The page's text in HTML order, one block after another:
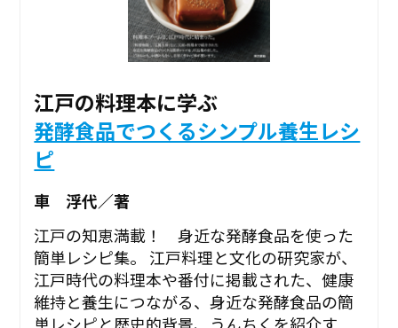
江戸の料理本に学ぶ
発酵食品でつくるシンプル養生レシ
ピ
車 浮代／著
江戸の知恵満載！ 身近な発酵食品を使った
簡単レシピ集。 江戸料理と文化の研究家が、
江戸時代の料理本や番付に掲載された、健康
維持と養生につながる、身近な発酵食品の簡